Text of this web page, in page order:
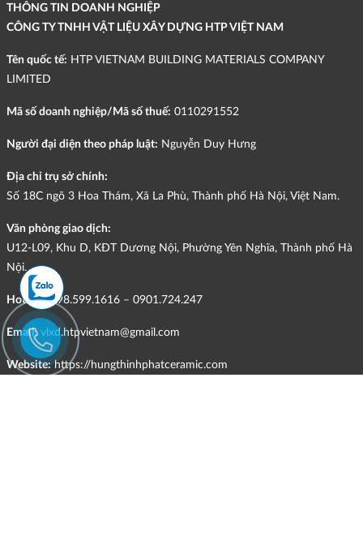
THÔNG TIN DOANH NGHIỆP
CÔNG TY TNHH VẬT LIỆU XÂY DỰNG HTP VIỆT NAM
Tên quốc tế: HTP VIETNAM BUILDING MATERIALS COMPANY
LIMITED
Mã số doanh nghiệp/Mã số thuế: 0110291552
Người đại diện theo pháp luật: Nguyễn Duy Hưng
Địa chỉ trụ sở chính:
Số 18C ngõ 3 Hoa Thám, Xã La Phù, Thành phố Hà Nội, Việt Nam.
Văn phòng giao dịch:
U12-L09, Khu D, KĐT Dương Nội, Phường Yên Nghĩa, Thành phố Hà
Nội.
Hotline:098.599.1616 – 0901.724.247
Email: vlxd.htpvietnam@gmail.com
Website: https://hungthinhphatceramic.com